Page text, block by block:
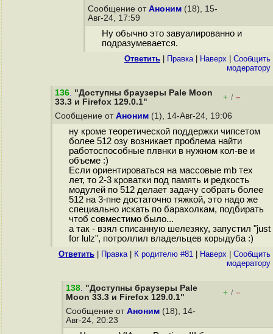
Сообщение от Аноним (18), 15-
Авг-24, 17:59
Ну обычно это завуалированно и
подразумевается.
Ответить Правка| Наверх
Cообщить
модератору
136. "Доступны браузеры Pale Moon
33.3 и Firefox 129.0.1"
+ / –
Сообщение от Аноним (1), 14-Авг-24, 19:06
ну кроме теоретической поддержки чипсетом
более 512 озу возникает проблема найти
работоспособные плвнки в нужном кол-ве и
объеме :)
Если ориентироваться на массовые mb тех
лет, то 2-3 кроватки под память и редкость
модулей по 512 делает задачу собрать более
512 на 3-пне достаточно тяжкой, это надо же
специально искать по барахолкам, подбирать
чтоб совместимо было...
а так - взял списанную шелезяку, запустил "just
for lulz", потроллил владельцев корыдуба :)
Ответить Правка| К родителю #81 Наверх
Cообщить
модератору
138. "Доступны браузеры Pale
Moon 33.3 и Firefox 129.0.1"
+ / –
Сообщение от Аноним (18), 14-
Авг-24, 20:23